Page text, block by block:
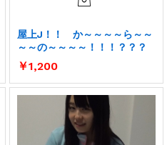
屋上J！！ か～～～～ら～～
～～の～～～～！！！？？？
￥1,200